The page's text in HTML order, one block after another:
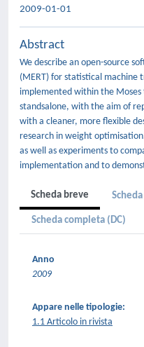
2009-01-01
Abstract
We describe an open-source
(MERT) for statistical machine
implemented within the
standsalone, with the aim of
with a cleaner, more flexible
research in weight
as well as experiments to
implementation and to
Scheda breve
Scheda completa (DC)
Anno
2009
Appare nelle tipologie:
1.1 Articolo in rivista